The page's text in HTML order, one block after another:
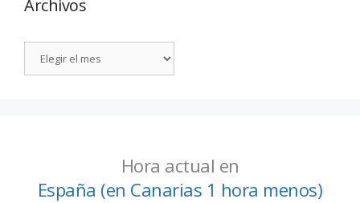
Archivos
Hora actual en
España (en Canarias 1 hora menos)